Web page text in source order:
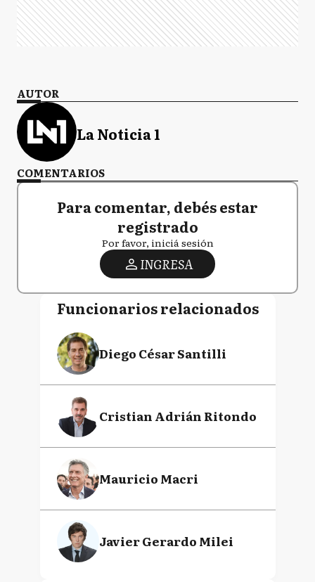
AUTOR
La Noticia 1
COMENTARIOS
Para comentar, debés estar
registrado
Por favor, iniciá sesión
INGRESA
Funcionarios relacionados
Diego César Santilli
Cristian Adrián Ritondo
Mauricio Macri
Javier Gerardo Milei